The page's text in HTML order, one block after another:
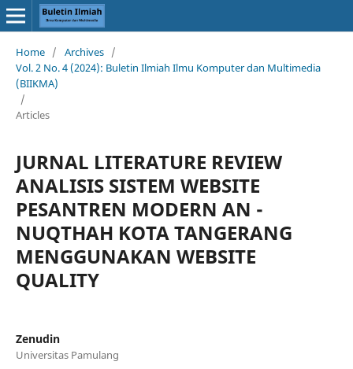
Home / Archives /
Vol. 2 No. 4 (2024): Buletin Ilmiah Ilmu Komputer dan Multimedia
(BIIKMA)
/
Articles
JURNAL LITERATURE REVIEW
ANALISIS SISTEM WEBSITE
PESANTREN MODERN AN -
NUQTHAH KOTA TANGERANG
MENGGUNAKAN WEBSITE
QUALITY
Zenudin
Universitas Pamulang